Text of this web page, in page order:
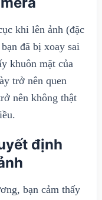
khi lên ảnh (đặc
đã bị xoay sai
khuôn mặt của
trở nên quen
nên không thật
định
bạn cảm thấy